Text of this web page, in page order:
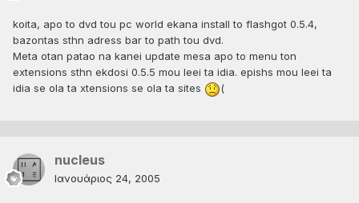
koita, apo to dvd tou pc world ekana install to flashgot 0.5.4,
bazontas sthn adress bar to path tou dvd.
Meta otan patao na kanei update mesa apo to menu ton
extensions sthn ekdosi 0.5.5 mou leei ta idia. epishs mou leei ta
idia se ola ta xtensions se ola ta sites
(
nucleus
Ιανουάριος 24, 2005